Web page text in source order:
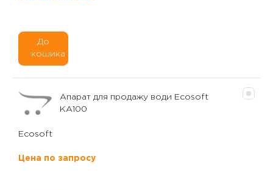
До
кошика
Апарат для продажу води Ecosoft
KA100
Ecosoft
Цена по запросу